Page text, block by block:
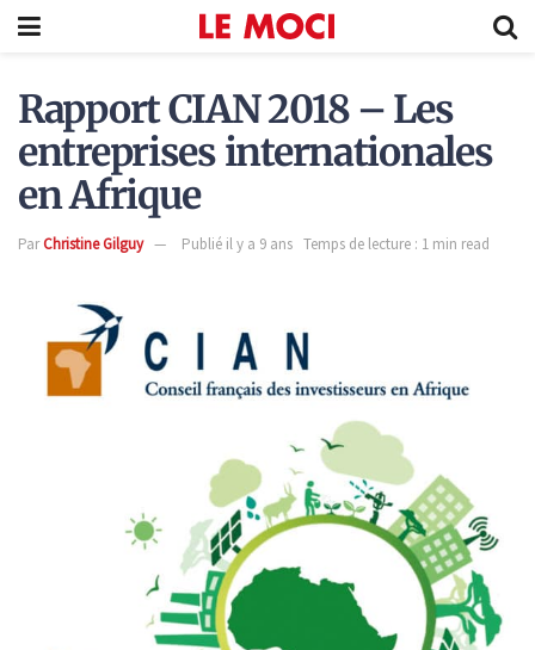
Rapport CIAN 2018 – Les
entreprises internationales
en Afrique
ParChristine Gilguy Publié il y a 9 ans Temps de lecture : 1 min read